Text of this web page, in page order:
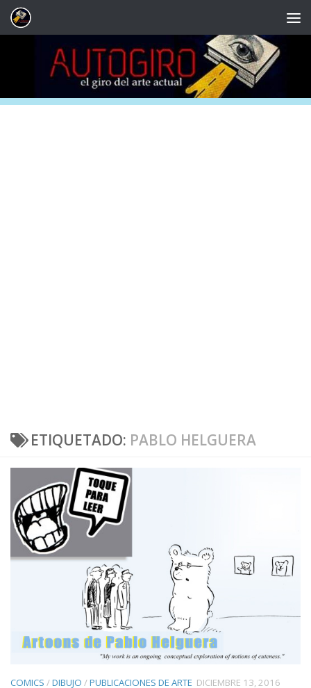
Saltar al contenido
ETIQUETADO: PABLO HELGUERA
COMICS /DIBUJO /PUBLICACIONES DE ARTE DICIEMBRE 13, 2016